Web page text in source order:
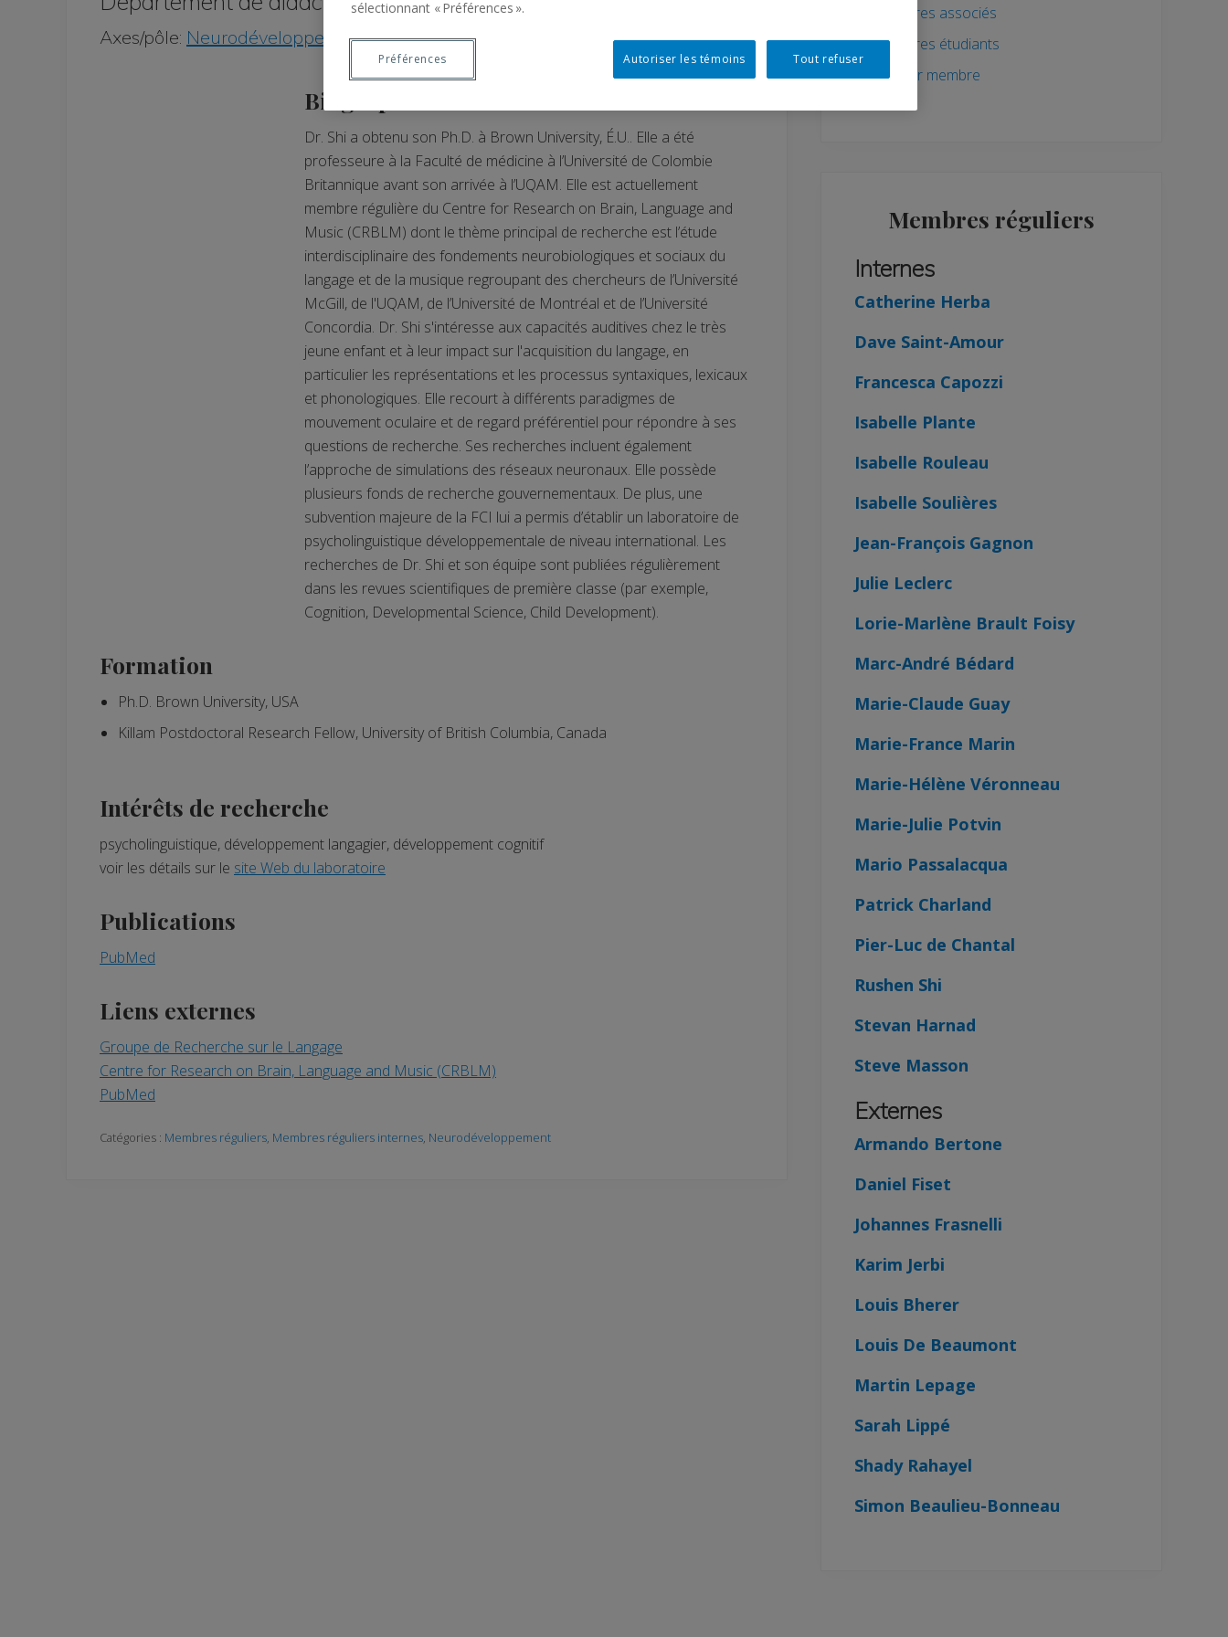
Axes/pôle: Neurodéveloppement
Biographie
Dr. Shi a obtenu son Ph.D. à Brown University, É.U.. Elle a été
professeure à la Faculté de médicine à l’Université de Colombie
Britannique avant son arrivée à l’UQAM. Elle est actuellement
membre régulière du Centre for Research on Brain, Language and
Music (CRBLM) dont le thème principal de recherche est l’étude
interdisciplinaire des fondements neurobiologiques et sociaux du
langage et de la musique regroupant des chercheurs de l’Université
McGill, de l'UQAM, de l’Université de Montréal et de l’Université
Concordia. Dr. Shi s'intéresse aux capacités auditives chez le très
jeune enfant et à leur impact sur l'acquisition du langage, en
particulier les représentations et les processus syntaxiques, lexicaux
et phonologiques. Elle recourt à différents paradigmes de
mouvement oculaire et de regard préférentiel pour répondre à ses
questions de recherche. Ses recherches incluent également
l’approche de simulations des réseaux neuronaux. Elle possède
plusieurs fonds de recherche gouvernementaux. De plus, une
subvention majeure de la FCI lui a permis d’établir un laboratoire de
psycholinguistique développementale de niveau international. Les
recherches de Dr. Shi et son équipe sont publiées régulièrement
dans les revues scientifiques de première classe (par exemple,
Cognition, Developmental Science, Child Development).
Formation
Ph.D. Brown University, USA
Killam Postdoctoral Research Fellow, University of British Columbia, Canada
Intérêts de recherche
psycholinguistique, développement langagier, développement cognitif
voir les détails sur le site Web du laboratoire
Publications
PubMed
Liens externes
Groupe de Recherche sur le Langage
Centre for Research on Brain, Language and Music (CRBLM)
PubMed
Catégories : Membres réguliers, Membres réguliers internes, Neurodéveloppement
Membres associés
Membres étudiants
Devenir membre
Membres réguliers
Internes
Catherine Herba
Dave Saint-Amour
Francesca Capozzi
Isabelle Plante
Isabelle Rouleau
Isabelle Soulières
Jean-François Gagnon
Julie Leclerc
Lorie-Marlène Brault Foisy
Marc-André Bédard
Marie-Claude Guay
Marie-France Marin
Marie-Hélène Véronneau
Marie-Julie Potvin
Mario Passalacqua
Patrick Charland
Pier-Luc de Chantal
Rushen Shi
Stevan Harnad
Steve Masson
Externes
Armando Bertone
Daniel Fiset
Johannes Frasnelli
Karim Jerbi
Louis Bherer
Louis De Beaumont
Martin Lepage
Sarah Lippé
Shady Rahayel
Simon Beaulieu-Bonneau
sélectionnant « Préférences ».
Tout refuser
Autoriser les témoins
Préférences